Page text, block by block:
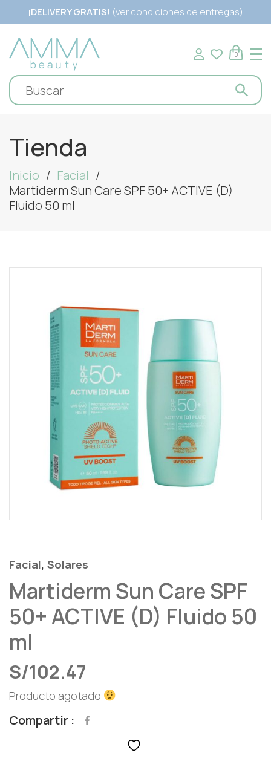
¡DELIVERY GRATIS! (ver condiciones de entregas)
0
Tienda
Inicio
Facial
Martiderm Sun Care SPF 50+ ACTIVE (D)
Fluido 50 ml
Facial, Solares
Martiderm Sun Care SPF
50+ ACTIVE (D) Fluido 50
ml
S/102.47
Producto agotado
Compartir